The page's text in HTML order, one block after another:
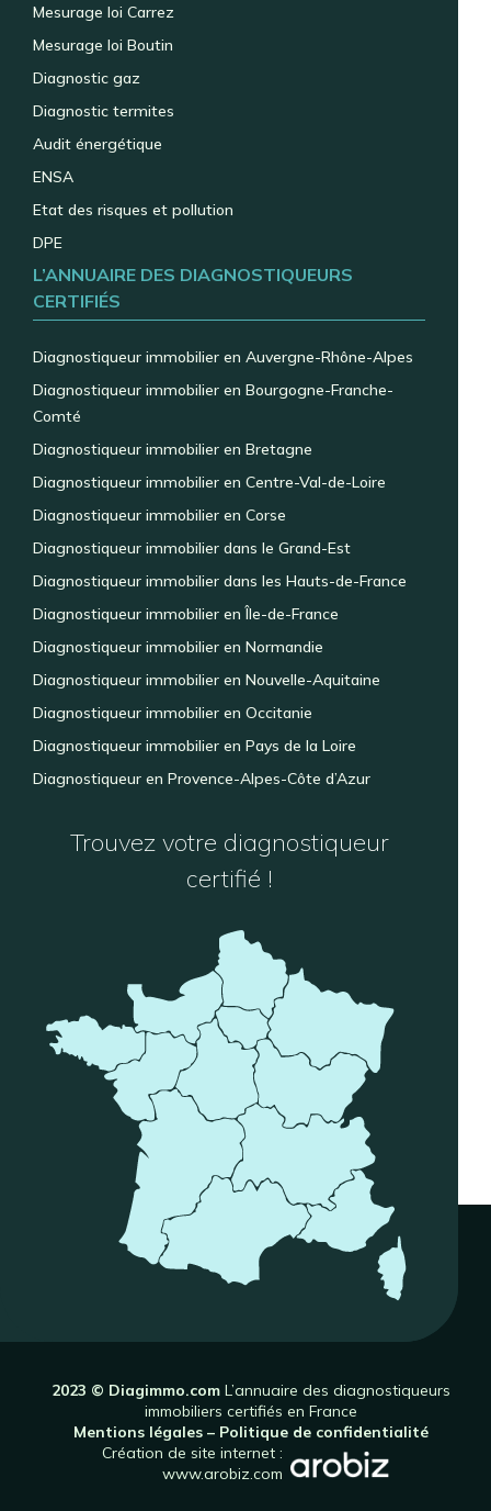
Mesurage loi Carrez
Mesurage loi Boutin
Diagnostic gaz
Diagnostic termites
Audit énergétique
ENSA
Etat des risques et pollution
DPE
L’ANNUAIRE DES DIAGNOSTIQUEURS
CERTIFIÉS
Diagnostiqueur immobilier en Auvergne-Rhône-Alpes
Diagnostiqueur immobilier en Bourgogne-Franche-
Comté
Diagnostiqueur immobilier en Bretagne
Diagnostiqueur immobilier en Centre-Val-de-Loire
Diagnostiqueur immobilier en Corse
Diagnostiqueur immobilier dans le Grand-Est
Diagnostiqueur immobilier dans les Hauts-de-France
Diagnostiqueur immobilier en Île-de-France
Diagnostiqueur immobilier en Normandie
Diagnostiqueur immobilier en Nouvelle-Aquitaine
Diagnostiqueur immobilier en Occitanie
Diagnostiqueur immobilier en Pays de la Loire
Diagnostiqueur en Provence-Alpes-Côte d’Azur
Trouvez votre diagnostiqueur
certifié !
2023 © Diagimmo.com L’annuaire des diagnostiqueurs
immobiliers certifiés en France
Mentions légales – Politique de confidentialité
Création de site internet :
www.arobiz.com